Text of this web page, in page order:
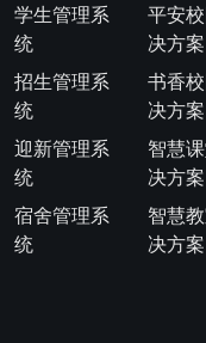
学生管理系
统
招生管理系
统
迎新管理系
统
宿舍管理系
统
平安
决方案
书香
决方案
智慧
决方案
智慧
决方案